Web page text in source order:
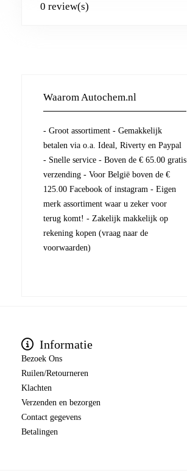
0 review(s)
Waarom Autochem.nl
- Groot assortiment - Gemakkelijk
betalen via o.a. Ideal, Riverty en Paypal
- Snelle service - Boven de € 65.00 gratis
verzending - Voor België boven de €
125.00 Facebook of instagram - Eigen
merk assortiment waar u zeker voor
terug komt! - Zakelijk makkelijk op
rekening kopen (vraag naar de
voorwaarden)
Informatie
Bezoek Ons
Ruilen/Retourneren
Klachten
Verzenden en bezorgen
Contact gegevens
Betalingen